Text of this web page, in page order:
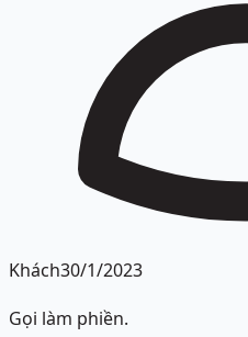
Khách30/1/2023
Gọi làm phiền.